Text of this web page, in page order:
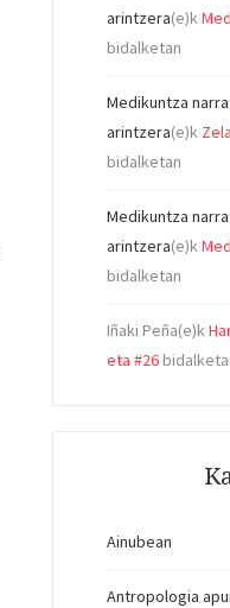
arintzera(e)k
bidalketan
Medikuntza
arintzera(e)k
bidalketan
Medikuntza
arintzera(e)k
bidalketan
Iñaki Peña(e)k
eta #26
Ainubean
Antropologia